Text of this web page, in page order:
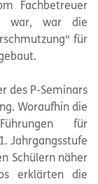
Fachbetreuer
war, war die
für
des P-Seminars
Woraufhin die
für
Jahrgangsstufe
Schülern näher
erklärten die